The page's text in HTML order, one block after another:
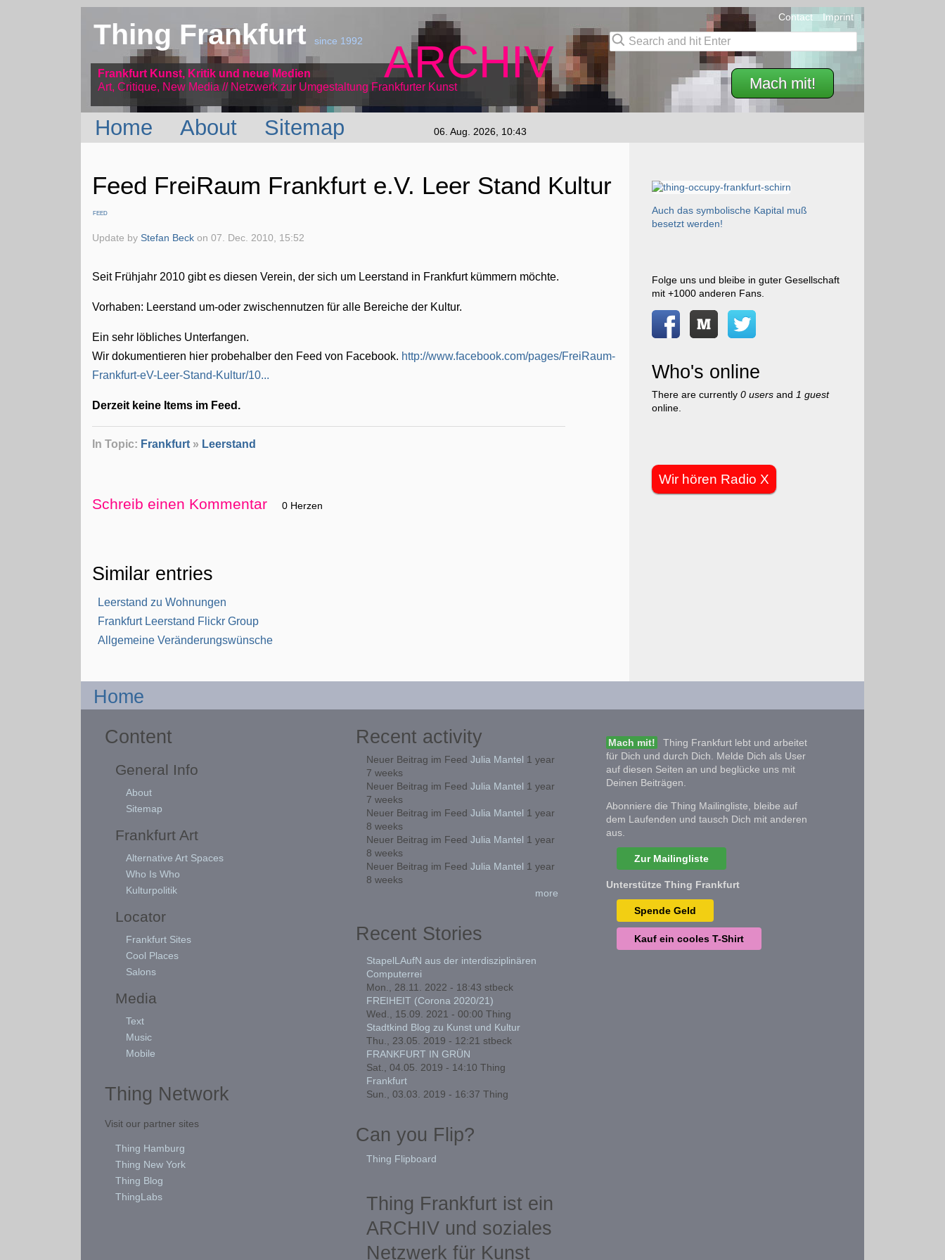
Thing Frankfurtsince 1992
Frankfurt Kunst, Kritik und neue Medien
Art, Critique, New Media // Netzwerk
ARCHIV
zur Umgestaltung Frankfurter Kunst Mach mit!
Contact Imprint
Home About Sitemap 06. Aug. 2026, 10:43
Feed FreiRaum Frankfurt e.V. Leer Stand Kultur
FEED
Update byStefan Beck on07. Dec. 2010, 15:52
Seit Frühjahr 2010 gibt es diesen Verein, der sich um Leerstand in Frankfurt kümmern möchte.
Vorhaben: Leerstand um-oder zwischennutzen für alle Bereiche der Kultur.
Ein sehr löbliches Unterfangen.
Wir dokumentieren hier probehalber den Feed von Facebook. http://www.facebook.com/pages/FreiRaum-
Frankfurt-eV-Leer-Stand-Kultur/10...
Derzeit keine Items im Feed.
In Topic: Frankfurt » Leerstand
Schreib einen Kommentar 0 Herzen
Similar entries
Leerstand zu Wohnungen
Frankfurt Leerstand Flickr Group
Allgemeine Veränderungswünsche
Auch das symbolische Kapital muß
besetzt werden!
Folge uns und bleibe in guter Gesellschaft
mit +1000 anderen Fans.
Who's online
There are currently 0 usersand 1 guest
online.
Wir hören Radio X
Home
Content
General Info
About
Sitemap
Frankfurt Art
Alternative Art Spaces
Who Is Who
Kulturpolitik
Locator
Frankfurt Sites
Cool Places
Salons
Media
Text
Music
Mobile
Thing Network
Visit our partner sites
Thing Hamburg
Thing New York
Thing Blog
ThingLabs
Recent activity
Neuer Beitrag im Feed Julia Mantel 1 year
7 weeks
Neuer Beitrag im Feed Julia Mantel 1 year
7 weeks
Neuer Beitrag im Feed Julia Mantel 1 year
8 weeks
Neuer Beitrag im Feed Julia Mantel 1 year
8 weeks
Neuer Beitrag im Feed Julia Mantel 1 year
8 weeks
more
Recent Stories
StapelLAufN aus der interdisziplinären
Computerrei
Mon., 28.11. 2022 - 18:43 stbeck
FREIHEIT (Corona 2020/21)
Wed., 15.09. 2021 - 00:00 Thing
Stadtkind Blog zu Kunst und Kultur
Thu., 23.05. 2019 - 12:21 stbeck
FRANKFURT IN GRÜN
Sat., 04.05. 2019 - 14:10 Thing
Frankfurt
Sun., 03.03. 2019 - 16:37 Thing
Can you Flip?
Thing Flipboard
Thing Frankfurt ist ein
ARCHIV und soziales
Netzwerk für Kunst
Mach mit!
Thing Frankfurt lebt und arbeitet
für Dich und durch Dich. Melde Dich als User
auf diesen Seiten an und beglücke uns mit
Deinen Beiträgen.
Abonniere die Thing Mailingliste, bleibe auf
dem Laufenden und tausch Dich mit anderen
aus.
Zur Mailingliste
Unterstütze Thing Frankfurt
Spende Geld
Kauf ein cooles T-Shirt